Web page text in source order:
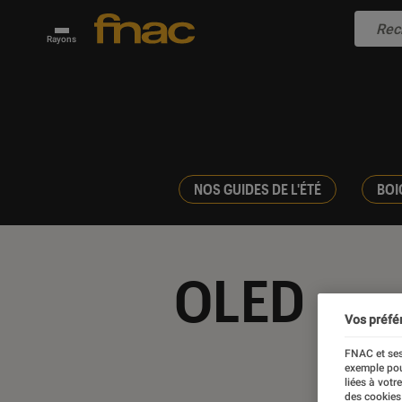
Rayons
NOS GUIDES DE L'ÉTÉ
OLED Vos
FNAC et
exemple
liées à
des